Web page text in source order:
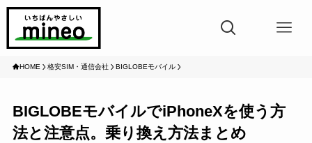
HOME 格安SIM・通信会社 BIGLOBEモバイル
BIGLOBEモバイルでiPhoneXを使う方
法と注意点。乗り換え方法まとめ